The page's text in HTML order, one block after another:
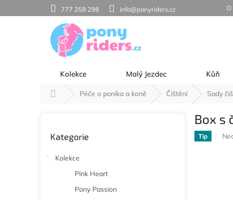
777 258 298 info@ponyriders.cz
Kolekce Malý Jezdec Kůň
Domů Péče o poníka a koně Čištění Sady
kategorie
Kategorie
Kolekce
Pink Heart
Pony Passion
Box s
Tip